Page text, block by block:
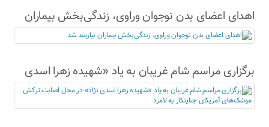
اهدای اعضای بدن نوجوان وراوی، زندگی‌بخش بیماران
نیازمند شد
برگزاری مراسم شام غریبان به یاد «شهیده زهرا اسدی
نژاد» در محل اصابت ترکش موشک‌های آمریکای
جنایتکار به لامرد